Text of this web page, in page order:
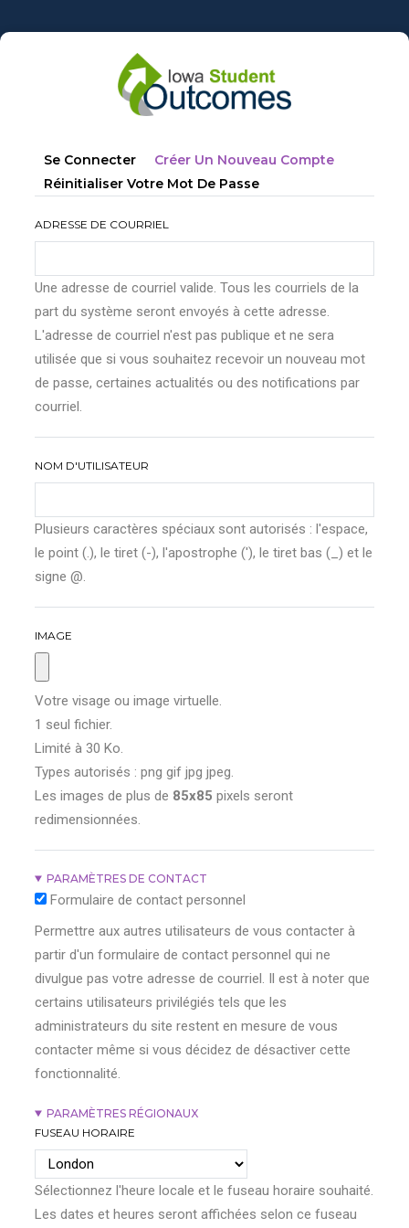
au
Onglets
principaux
Se Connecter Créer Un Nouveau Compte
Réinitialiser Votre Mot De Passe
ADRESSE DE COURRIEL
Une adresse de courriel valide. Tous les courriels de la
part du système seront envoyés à cette adresse.
L'adresse de courriel n'est pas publique et ne sera
utilisée que si vous souhaitez recevoir un nouveau mot
de passe, certaines actualités ou des notifications par
courriel.
NOM D'UTILISATEUR
Plusieurs caractères spéciaux sont autorisés : l'espace,
le point (.), le tiret (-), l'apostrophe ('), le tiret bas (_) et le
signe @.
IMAGE
Votre visage ou image virtuelle.
1 seul fichier.
Limité à 30 Ko.
Types autorisés : png gif jpg jpeg.
Les images de plus de 85x85 pixels seront
redimensionnées.
PARAMÈTRES DE CONTACT
Formulaire de contact personnel
Permettre aux autres utilisateurs de vous contacter à
partir d'un formulaire de contact personnel qui ne
divulgue pas votre adresse de courriel. Il est à noter que
certains utilisateurs privilégiés tels que les
administrateurs du site restent en mesure de vous
contacter même si vous décidez de désactiver cette
fonctionnalité.
PARAMÈTRES RÉGIONAUX
FUSEAU HORAIRE
Sélectionnez l'heure locale et le fuseau horaire souhaité.
Les dates et heures seront affichées selon ce fuseau